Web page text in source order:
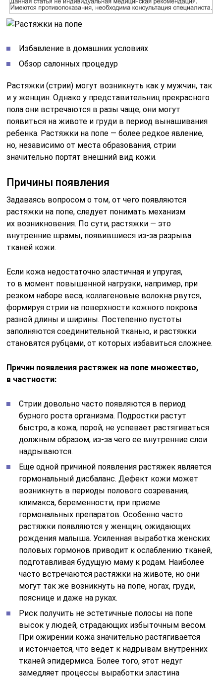
Избавление в домашних условиях
Обзор салонных процедур
Растяжки (стрии) могут возникнуть как у мужчин, так
и у женщин. Однако у представительниц прекрасного
пола они встречаются в разы чаще, они могут
появиться на животе и груди в период вынашивания
ребенка. Растяжки на попе — более редкое явление,
но, независимо от места образования, стрии
значительно портят внешний вид кожи.
Причины появления
Задаваясь вопросом о том, от чего появляются
растяжки на попе, следует понимать механизм
их возникновения. По сути, растяжки — это
внутренние шрамы, появившиеся из-за разрыва
тканей кожи.
Если кожа недостаточно эластичная и упругая,
то в момент повышенной нагрузки, например, при
резком наборе веса, коллагеновые волокна рвутся,
формируя стрии на поверхности кожного покрова
разной длины и ширины. Постепенно пустоты
заполняются соединительной тканью, и растяжки
становятся рубцами, от которых избавиться сложнее.
Причин появления растяжек на попе множество,
в частности:
Стрии довольно часто появляются в период
бурного роста организма. Подростки растут
быстро, а кожа, порой, не успевает растягиваться
должным образом, из-за чего ее внутренние слои
надрываются.
Еще одной причиной появления растяжек является
гормональный дисбаланс. Дефект кожи может
возникнуть в периоды полового созревания,
климакса, беременности, при приеме
гормональных препаратов. Особенно часто
растяжки появляются у женщин, ожидающих
рождения малыша. Усиленная выработка женских
половых гормонов приводит к ослаблению тканей,
подготавливая будущую маму к родам. Наиболее
часто встречаются растяжки на животе, но они
могут так же возникнуть на попе, ногах, груди,
пояснице и даже на руках.
Риск получить не эстетичные полосы на попе
высок у людей, страдающих избыточным весом.
При ожирении кожа значительно растягивается
и истончается, что ведет к надрывам внутренних
тканей эпидермиса. Более того, этот недуг
замедляет процессы выработки эластина